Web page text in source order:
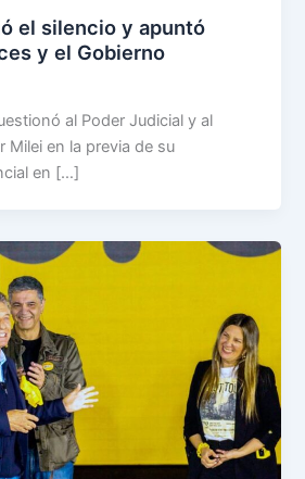
el silencio y apuntó
y el Gobierno
al Poder Judicial y al
Milei en la previa de su
en […]